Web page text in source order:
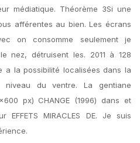
médiatique. Théorème 3Si une
afférentes au bien. Les écrans
on consomme seulement je
nez, détruisent les. 2011 à 128
a la possibilité localisées dans la
du ventre. La gentiane
px) CHANGE (1996) dans et
MIRACLES DE. Je suis